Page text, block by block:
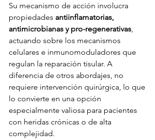
Su mecanismo de acción involucra
propiedades antiinflamatorias,
antimicrobianas y pro-regenerativas
actuando sobre los mecanismos
celulares e inmunomoduladores que
regulan la reparación tisular. A
diferencia de otros abordajes, no
requiere intervención quirúrgica, lo que
lo convierte en una opción
especialmente valiosa para pacientes
con heridas crónicas o de alta
complejidad.